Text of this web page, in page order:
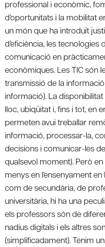
professional i econòmic,
d’oportunitats i la mobilitat
un món que ha introduït
d’eficiència, les tecnologies
comunicació en
econòmiques. Les TIC són
transmissió de la
informació). La
lloc, ubiqüitat i, fins i tot, en
permeten avui treballar
informació, processar-la,
decisions i comunicar-les
qualsevol moment). Però
menys en l’ensenyament
com de secundària, de
universitària, hi ha una
els professors són de
nadius digitals i els altres
(simplificadament). Tenim